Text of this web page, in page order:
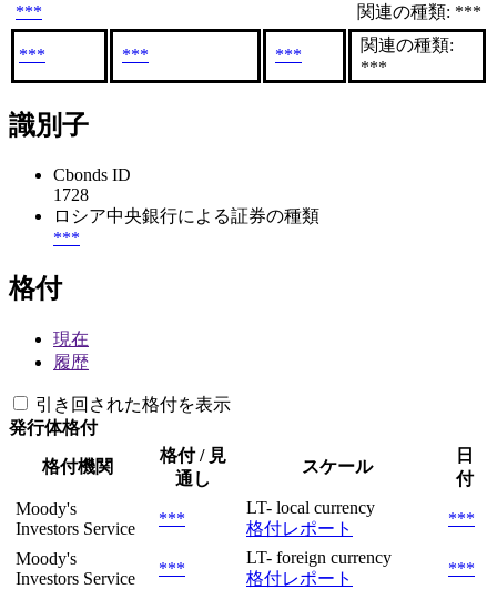
***
関連の種類: ***
*** *** ***
関連の種類:
***
識別子
Cbonds ID
1728
ロシア中央銀行による証券の種類
***
格付
現在
履歴
引き回された格付を表示
発行体格付
格付機関
格付 / 見
通し
スケール
日
付
Moody's
Investors Service
***
LT- local currency
格付レポート
***
Moody's
Investors Service
***
LT- foreign currency
格付レポート
***